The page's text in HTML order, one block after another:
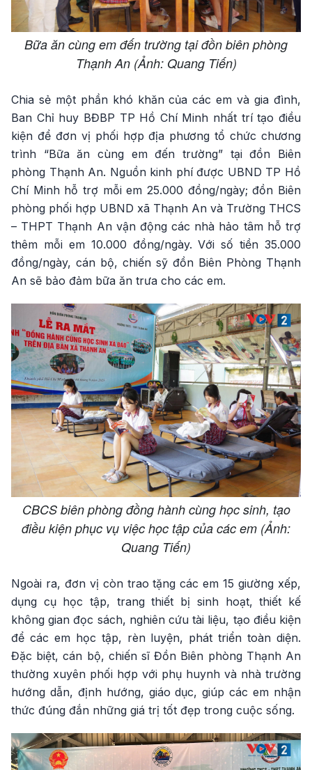
Bữa ăn cùng em đến trường tại đồn biên phòng
Thạnh An (Ảnh: Quang Tiến)
Chia sẻ một phần khó khăn của các em và gia đình,
Ban Chỉ huy BĐBP TP Hồ Chí Minh nhất trí tạo điều
kiện để đơn vị phối hợp địa phương tổ chức chương
trình “Bữa ăn cùng em đến trường” tại đồn Biên
phòng Thạnh An. Nguồn kinh phí được UBND TP Hồ
Chí Minh hỗ trợ mỗi em 25.000 đồng/ngày; đồn Biên
phòng phối hợp UBND xã Thạnh An và Trường THCS
– THPT Thạnh An vận động các nhà hảo tâm hỗ trợ
thêm mỗi em 10.000 đồng/ngày. Với số tiền 35.000
đồng/ngày, cán bộ, chiến sỹ đồn Biên Phòng Thạnh
An sẽ bảo đảm bữa ăn trưa cho các em.
CBCS biên phòng đồng hành cùng học sinh, tạo
điều kiện phục vụ việc học tập của các em (Ảnh:
Quang Tiến)
Ngoài ra, đơn vị còn trao tặng các em 15 giường xếp,
dụng cụ học tập, trang thiết bị sinh hoạt, thiết kế
không gian đọc sách, nghiên cứu tài liệu, tạo điều kiện
để các em học tập, rèn luyện, phát triển toàn diện.
Đặc biệt, cán bộ, chiến sĩ Đồn Biên phòng Thạnh An
thường xuyên phối hợp với phụ huynh và nhà trường
hướng dẫn, định hướng, giáo dục, giúp các em nhận
thức đúng đắn những giá trị tốt đẹp trong cuộc sống.